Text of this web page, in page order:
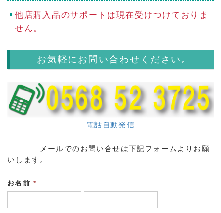
他店購入品のサポートは現在受けつけておりま
せん。
お気軽にお問い合わせください。
電話自動発信
メールでのお問い合せは下記フォームよりお願
いします。
お名前 *